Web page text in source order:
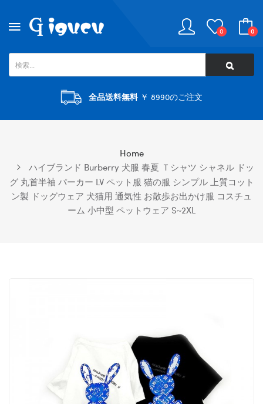
0 0
全品送料無料￥ 8990のご注文
Home
ハイブランド Burberry 犬服 春夏 Ｔシャツ シャネル ドッ
グ 丸首半袖 パーカー LV ペット服 猫の服 シンプル 上質コット
ン製 ドッグウェア 犬猫用 通気性 お散歩お出かけ服 コスチュ
ーム 小中型 ペットウェア S~2XL